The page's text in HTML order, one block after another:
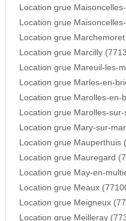
Location grue
Location grue
Location grue
Location grue Marcilly
Location grue Mareuil-les-
Location grue Marles-en-
Location grue Marolles-en-
Location grue Marolles-
Location grue Mary-sur-
Location grue Mauperthuis
Location grue Mauregard
Location grue May-en-
Location grue Meaux
Location grue Meigneux
Location grue Meilleray